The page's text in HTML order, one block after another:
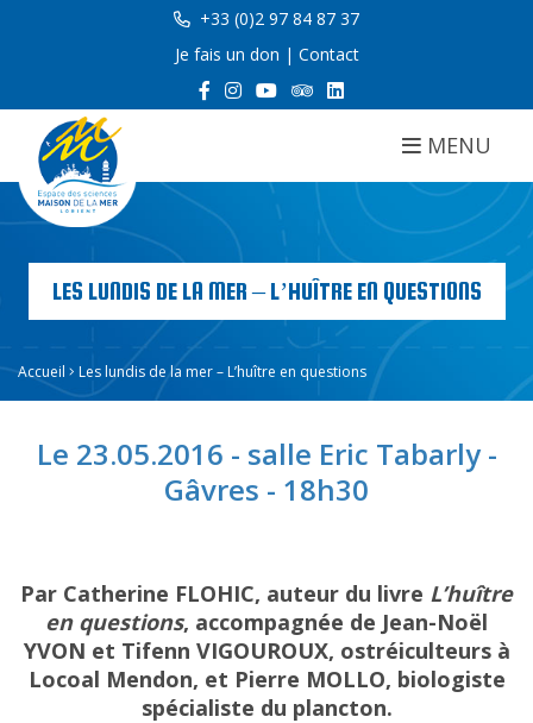
+33 (0)2 97 84 87 37
Je fais un don | Contact
MENU
LES LUNDIS DE LA MER – L’HUÎTRE EN QUESTIONS
Accueil Les lundis de la mer – L’huître en questions
Le 23.05.2016 - salle Eric Tabarly -
Gâvres - 18h30
Par Catherine FLOHIC, auteur du livre L’huître
en questions, accompagnée de Jean-Noël
YVON et Tifenn VIGOUROUX, ostréiculteurs à
Locoal Mendon, et Pierre MOLLO, biologiste
spécialiste du plancton.